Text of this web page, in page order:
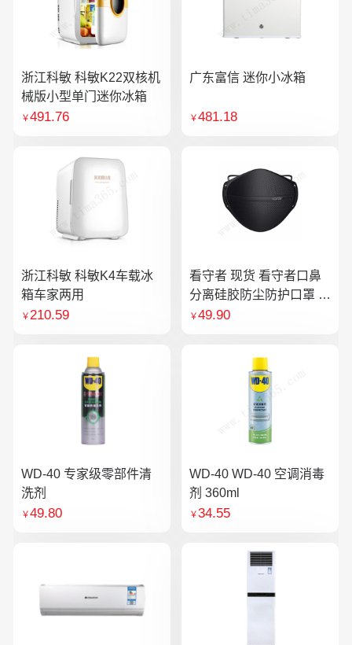
浙江科敏 科敏K22双核机
械版小型单门迷你冰箱
￥491.76
广东富信 迷你小冰箱
￥481.18
浙江科敏 科敏K4车载冰
箱车家两用
￥210.59
看守者 现货 看守者口鼻
分离硅胶防尘防护口罩 1
个口罩含10片滤芯
￥49.90
WD-40 专家级零部件清
洗剂
￥49.80
WD-40 WD-40 空调消毒
剂 360ml
￥34.55